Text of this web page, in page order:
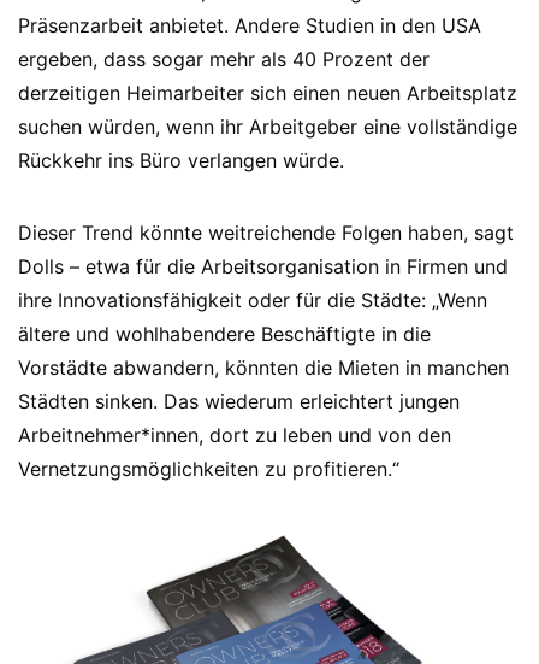
Präsenzarbeit anbietet. Andere Studien in den USA
ergeben, dass sogar mehr als 40 Prozent der
derzeitigen Heimarbeiter sich einen neuen Arbeitsplatz
suchen würden, wenn ihr Arbeitgeber eine vollständige
Rückkehr ins Büro verlangen würde.
Dieser Trend könnte weitreichende Folgen haben, sagt
Dolls – etwa für die Arbeitsorganisation in Firmen und
ihre Innovationsfähigkeit oder für die Städte: „Wenn
ältere und wohlhabendere Beschäftigte in die
Vorstädte abwandern, könnten die Mieten in manchen
Städten sinken. Das wiederum erleichtert jungen
Arbeitnehmer*innen, dort zu leben und von den
Vernetzungsmöglichkeiten zu profitieren.“